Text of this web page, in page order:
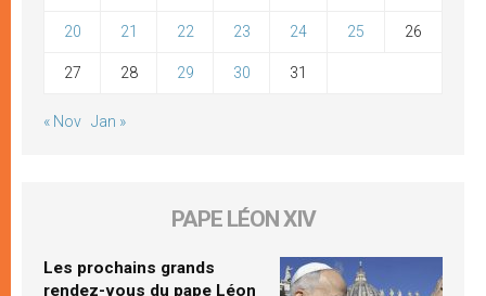
20 21 22 23 24 25 26
27 28 29 30 31
« Nov Jan »
PAPE LÉON XIV
Les prochains grands
rendez-vous du pape Léon